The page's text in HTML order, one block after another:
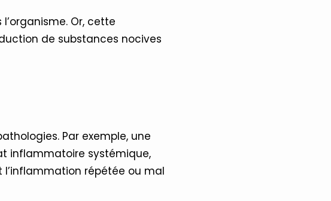
Or, cette
de substances nocives
Par exemple, une
inflammatoire systémique,
répétée ou mal